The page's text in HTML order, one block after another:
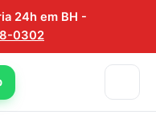
24h em BH -
0302